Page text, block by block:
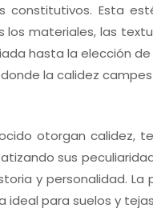
constitutivos. Esta
materiales, las
hasta la elección
la calidez
otorgan calidez,
sus
y personalidad.
ideal para suelos y